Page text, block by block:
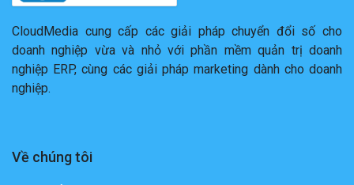
CloudMedia cung cấp các giải pháp chuyển đổi số cho
doanh nghiệp vừa và nhỏ với phần mềm quản trị doanh
nghiệp ERP, cùng các giải pháp marketing dành cho doanh
nghiệp.
Về chúng tôi